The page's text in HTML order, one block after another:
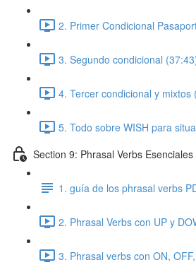
2. Primer Condicional
3. Segundo condicional
4. Tercer condicional y mixtos
5. Todo sobre WISH para
Section 9: Phrasal Verbs Esenciales
1. guía de los phrasal verbs
2. Phrasal Verbs con UP y
3. Phrasal verbs con ON,